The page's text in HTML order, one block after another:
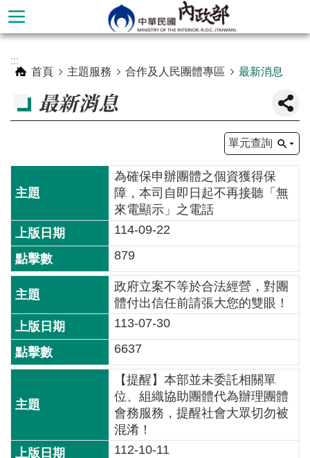
跳到主要內容區塊
階
本
部
主
題
策
息
:::
首頁
主題服務 合作及人民團體專區 最新消息
最新消息
單元查詢
為確保申辦團體之個資獲得保
障，本司自即日起不再接聽「無
來電顯示」之電話
114-09-22
879
政府立案不等於合法經營，對團
體付出信任前請張大您的雙眼！
113-07-30
6637
【提醒】本部並未委託相關單
位、組織協助團體代為辦理團體
會務服務，提醒社會大眾切勿被
混淆！
112-10-11